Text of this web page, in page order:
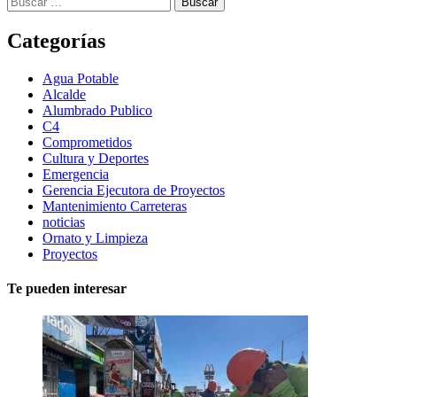
Categorías
Agua Potable
Alcalde
Alumbrado Publico
C4
Comprometidos
Cultura y Deportes
Emergencia
Gerencia Ejecutora de Proyectos
Mantenimiento Carreteras
noticias
Ornato y Limpieza
Proyectos
Te pueden interesar